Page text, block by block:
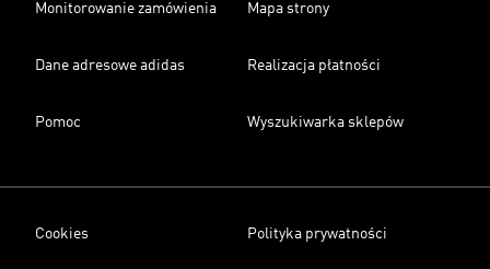
Monitorowanie zamówienia Mapa strony
Dane adresowe adidas Realizacja płatności
Pomoc Wyszukiwarka sklepów
Cookies Polityka prywatności